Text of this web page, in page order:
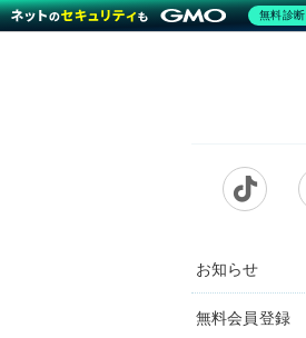
お知らせ
無料会員登録
無料診断